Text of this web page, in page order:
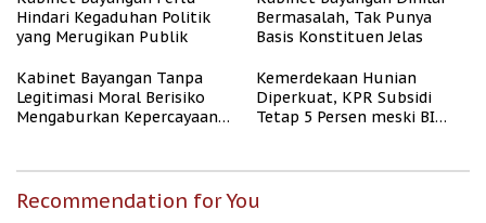
Hindari Kegaduhan Politik
yang Merugikan Publik
Bermasalah, Tak Punya
Basis Konstituen Jelas
Kabinet Bayangan Tanpa
Legitimasi Moral Berisiko
Mengaburkan Kepercayaan
Kemerdekaan Hunian
Diperkuat, KPR Subsidi
Tetap 5 Persen meski BI
Recommendation for You